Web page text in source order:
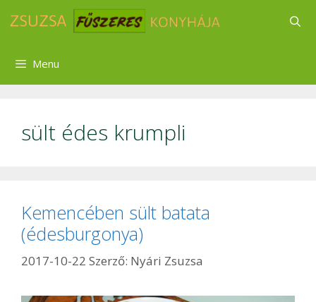
Menu
sült édes krumpli
Kemencében sült batata
(édesburgonya)
2017-10-22 Szerző: Nyári Zsuzsa